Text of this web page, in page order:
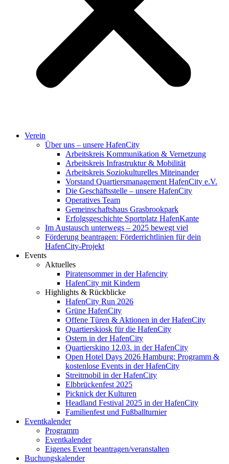
Verein
Über uns – unsere HafenCity
Arbeitskreis Kommunikation & Vernetzung
Arbeitskreis Infrastruktur & Mobilität
Arbeitskreis Soziokulturelles Miteinander
Vorstand Quartiersmanagement HafenCity e.V.
Die Geschäftsstelle – unsere HafenCity
Operatives Team
Gemeinschaftshaus Grasbrookpark
Erfolgsgeschichte Sportplatz HafenKante
Im Austausch unterwegs – 2025 bewegt viel
Förderung beantragen: Förderrichtlinien für dein
HafenCity-Projekt
Events
Aktuelles
Piratensommer in der Hafencity
HafenCity mit Kindern
Highlights & Rückblicke
HafenCity Run 2026
Grüne HafenCity
Offene Türen & Aktionen in der HafenCity
Quartierskiosk für die HafenCity
Ostern in der HafenCity
Quartierskino 12.03. in der HafenCity
Open Hotel Days 2026 Hamburg: Programm &
kostenlose Events in der HafenCity
Streitmobil in der HafenCity
Elbbrückenfest 2025
Picknick der Kulturen
Headland Festival 2025 in der HafenCity
Familienfest und Fußballturnier
Eventkalender
Programm
Eventkalender
Eigenes Event beantragen/veranstalten
Buchungskalender